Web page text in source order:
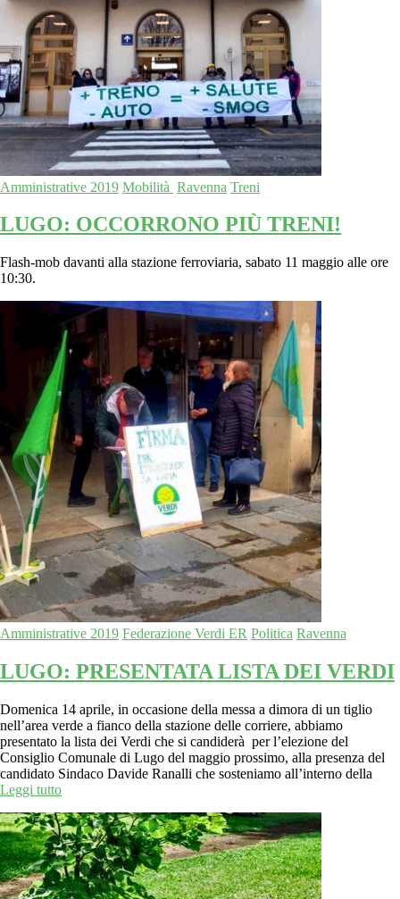
Amministrative 2019 Mobilità Ravenna Treni
LUGO: OCCORRONO PIÙ TRENI!
Flash-mob davanti alla stazione ferroviaria, sabato 11 maggio alle ore
10:30.
Amministrative 2019 Federazione Verdi ER Politica Ravenna
LUGO: PRESENTATA LISTA DEI VERDI
Domenica 14 aprile, in occasione della messa a dimora di un tiglio
nell’area verde a fianco della stazione delle corriere, abbiamo
presentato la lista dei Verdi che si candiderà per l’elezione del
Consiglio Comunale di Lugo del maggio prossimo, alla presenza del
candidato Sindaco Davide Ranalli che sosteniamo all’interno della
Leggi tutto